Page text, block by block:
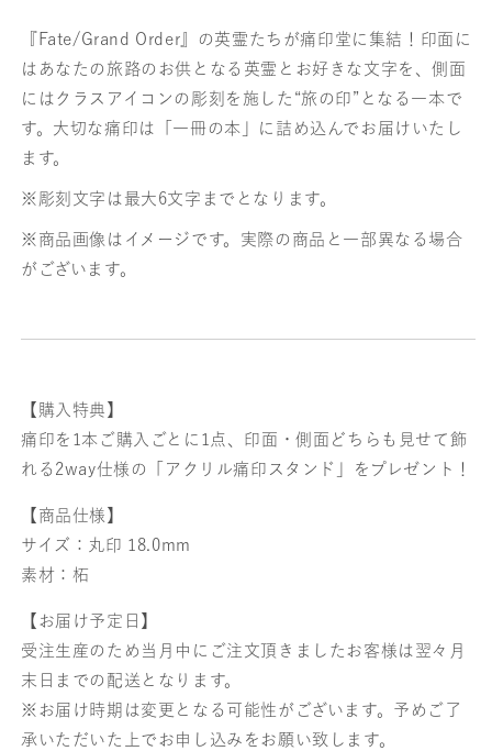
格
『Fate/Grand Order』の英霊たちが痛印堂に集結！印面に
はあなたの旅路のお供となる英霊とお好きな文字を、側面
にはクラスアイコンの彫刻を施した“旅の印”となる一本で
す。大切な痛印は「一冊の本」に詰め込んでお届けいたし
ます。
※彫刻文字は最大6文字までとなります。
※商品画像はイメージです。実際の商品と一部異なる場合
がございます。
【購入特典】
痛印を1本ご購入ごとに1点、印面・側面どちらも見せて飾
れる2way仕様の「アクリル痛印スタンド」をプレゼント！
【商品仕様】
サイズ：丸印 18.0mm
素材：柘
【お届け予定日】
受注生産のため当月中にご注文頂きましたお客様は翌々月
末日までの配送となります。
※お届け時期は変更となる可能性がございます。予めご了
承いただいた上でお申し込みをお願い致します。